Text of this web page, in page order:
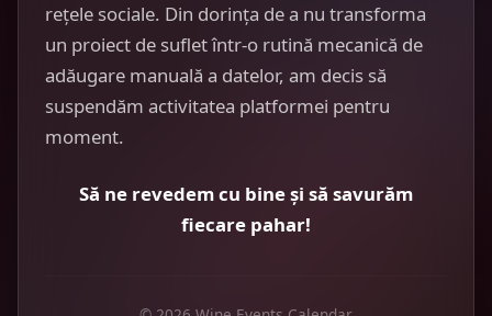
rețele sociale. Din dorința de a nu transforma
un proiect de suflet într-o rutină mecanică de
adăugare manuală a datelor, am decis să
suspendăm activitatea platformei pentru
moment.
Să ne revedem cu bine și să savurăm
fiecare pahar!